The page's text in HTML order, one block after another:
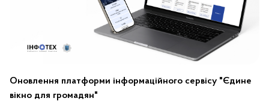
Оновлення платформи інформаційного сервісу "Єдине
вікно для громадян"